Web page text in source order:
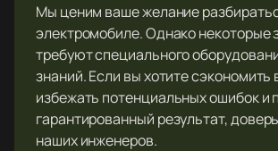
Мы ценим ваше желание
электромобиле. Однако некоторые
требуют специального
знаний. Если вы хотите сэкономить
избежать потенциальных ошибок и
гарантированный результат,
наших инженеров.